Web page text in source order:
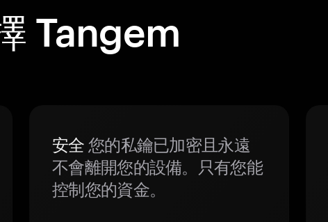
Tangem
安全 您的私鑰已加密且永遠
不會離開您的設備。只有您能
控制您的資金。